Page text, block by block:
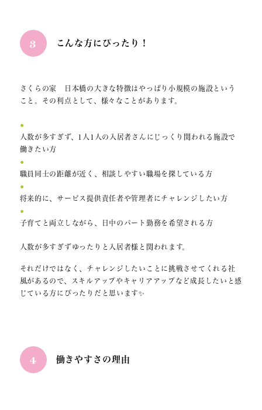
3 こんな方にぴったり！
さくらの家 日本橋の大きな特徴はやっぱり小規模の施設という
こと。その利点として、様々なことがあります。
人数が多すぎず、1人1人の入居者さんに じっくり関われる施設で
働きたい方
職員同士の距離が近く、 相談しやすい職場を探している方
将来的に、 サービス提供責任者や管理者にチャレンジしたい方
子育てと両立しながら、 日中のパート勤務を希望される方
人数が多すぎずゆったりと入居者様と関われます。
それだけではなく、チャレンジしたいことに挑戦させてくれる社
風があるので、スキルアップやキャリアアップなど成長したいと感
じている方にぴったりだと思います✨
4 働きやすさの理由